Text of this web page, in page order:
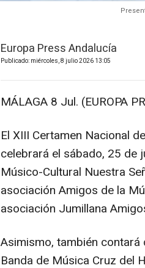
Europa Press Andalucía
Publicado: miércoles, 8 julio 2026 13:05
MÁLAGA 8 Jul. (EUROPA
El XIII Certamen Nacional
celebrará el sábado, 25 de
Músico-Cultural Nuestra
asociación Amigos de la
asociación Jumillana
Asimismo, también
Banda de Música Cruz del